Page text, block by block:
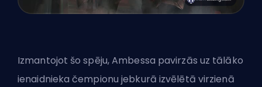
Izmantojot šo spēju, Ambessa pavirzās uz tālāko
ienaidnieka čempionu jebkurā izvēlētā virzienā